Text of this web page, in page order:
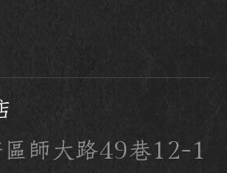
區師大路49巷12-1